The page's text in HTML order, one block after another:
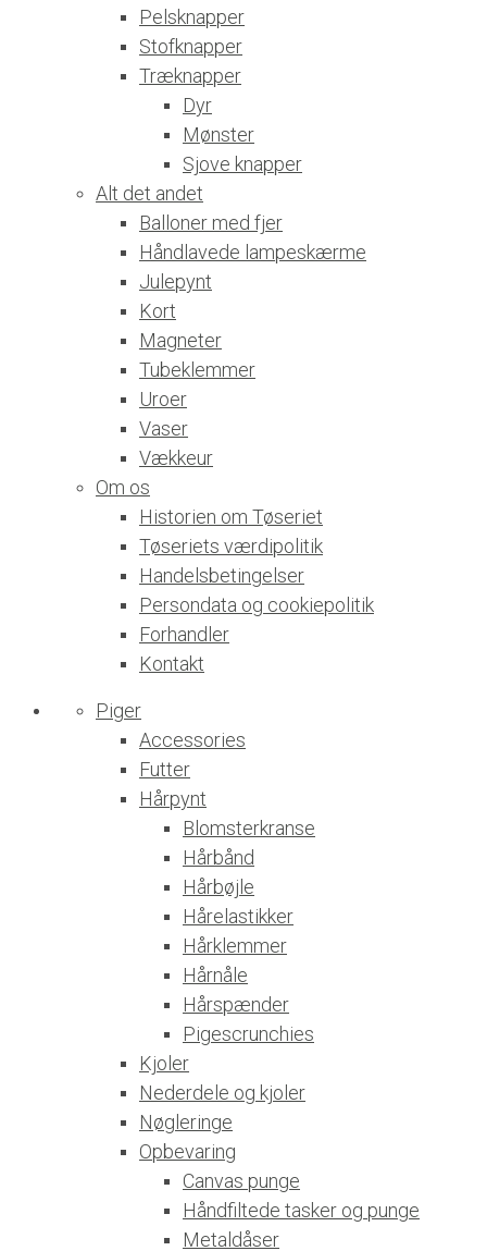
Pelsknapper
Stofknapper
Træknapper
Dyr
Mønster
Sjove knapper
Alt det andet
Balloner med fjer
Håndlavede lampeskærme
Julepynt
Kort
Magneter
Tubeklemmer
Uroer
Vaser
Vækkeur
Om os
Historien om Tøseriet
Tøseriets værdipolitik
Handelsbetingelser
Persondata og cookiepolitik
Forhandler
Kontakt
Piger
Accessories
Futter
Hårpynt
Blomsterkranse
Hårbånd
Hårbøjle
Hårelastikker
Hårklemmer
Hårnåle
Hårspænder
Pigescrunchies
Kjoler
Nederdele og kjoler
Nøgleringe
Opbevaring
Canvas punge
Håndfiltede tasker og punge
Metaldåser